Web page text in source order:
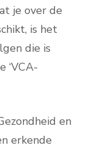
je over de
is het
die is
‘VCA-
en
erkende